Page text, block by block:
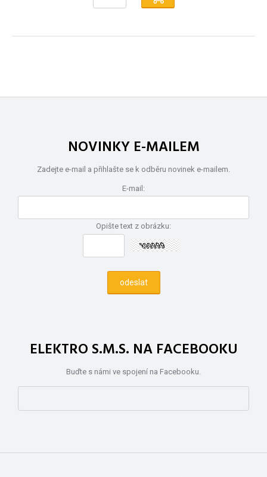
NOVINKY E-MAILEM
Zadejte e-mail a přihlašte se k odběru novinek e-mailem.
E-mail:
Opište text z obrázku:
ELEKTRO S.M.S. NA FACEBOOKU
Buďte s námi ve spojení na Facebooku.